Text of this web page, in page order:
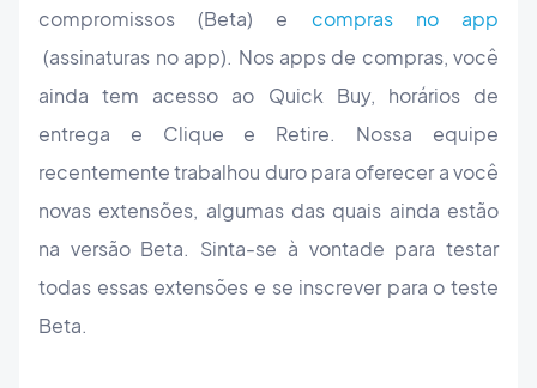
compromissos (Beta) e compras no app
(assinaturas no app). Nos apps de compras, você
ainda tem acesso ao Quick Buy, horários de
entrega e Clique e Retire. Nossa equipe
recentemente trabalhou duro para oferecer a você
novas extensões, algumas das quais ainda estão
na versão Beta. Sinta-se à vontade para testar
todas essas extensões e se inscrever para o teste
Beta.